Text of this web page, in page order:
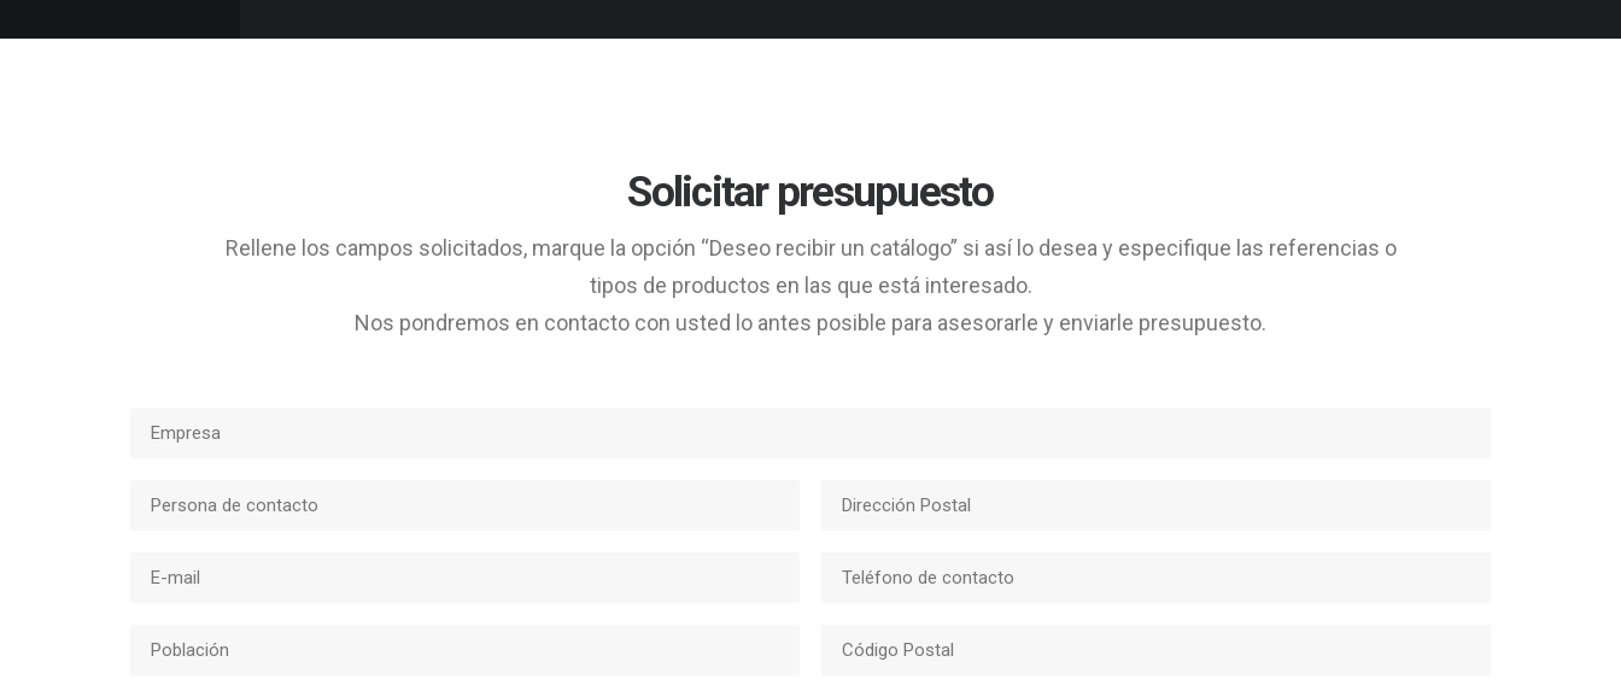
Solicitar presupuesto
Rellene los campos solicitados, marque la opción “Deseo recibir un catálogo” si así lo desea y especifique las referencias o
tipos de productos en las que está interesado.
Nos pondremos en contacto con usted lo antes posible para asesorarle y enviarle presupuesto.